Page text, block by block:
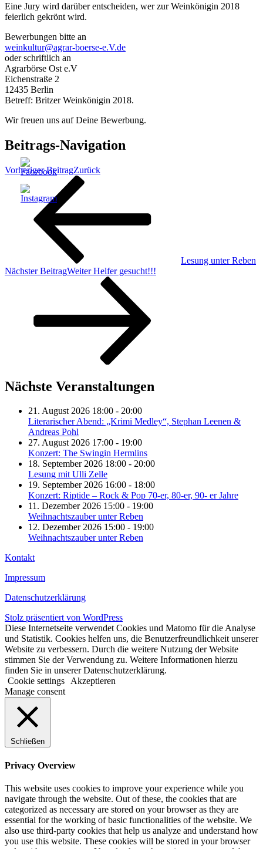
Eine Jury wird darüber entscheiden, wer zur Weinkönigin 2018
feierlich gekrönt wird.
Bewerbungen bitte an
weinkultur@agrar-boerse-e.V.de
oder schriftlich an
Agrarbörse Ost e.V
Eichenstraße 2
12435 Berlin
Betreff: Britzer Weinkönigin 2018.
Wir freuen uns auf Deine Bewerbung.
Beitrags-Navigation
Vorheriger BeitragZurück
Lesung unter Reben
Nächster BeitragWeiter Helfer gesucht!!!
Nächste Veranstaltungen
21. August 2026 18:00 - 20:00
Literarischer Abend: „Krimi Medley“, Stephan Leenen &
Andreas Pohl
27. August 2026 17:00 - 19:00
Konzert: The Swingin Hermlins
18. September 2026 18:00 - 20:00
Lesung mit Ulli Zelle
19. September 2026 16:00 - 18:00
Konzert: Riptide – Rock & Pop 70-er, 80-er, 90- er Jahre
11. Dezember 2026 15:00 - 19:00
Weihnachtszauber unter Reben
12. Dezember 2026 15:00 - 19:00
Weihnachtszauber unter Reben
Kontakt
Impressum
Datenschutzerklärung
Stolz präsentiert von WordPress
Diese Internetseite verwendet Cookies und Matomo für die Analyse
und Statistik. Cookies helfen uns, die Benutzerfreundlichkeit unserer
Website zu verbessern. Durch die weitere Nutzung der Website
stimmen Sie der Verwendung zu. Weitere Informationen hierzu
finden Sie in unserer Datenschutzerklärung.
Cookie settings Akzeptieren
Manage consent
Schließen
Privacy Overview
This website uses cookies to improve your experience while you
navigate through the website. Out of these, the cookies that are
categorized as necessary are stored on your browser as they are
essential for the working of basic functionalities of the website. We
also use third-party cookies that help us analyze and understand how
you use this website. These cookies will be stored in your browser